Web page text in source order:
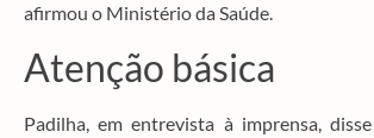
afirmou o Ministério da Saúde.
Atenção básica
Padilha, em entrevista à imprensa,